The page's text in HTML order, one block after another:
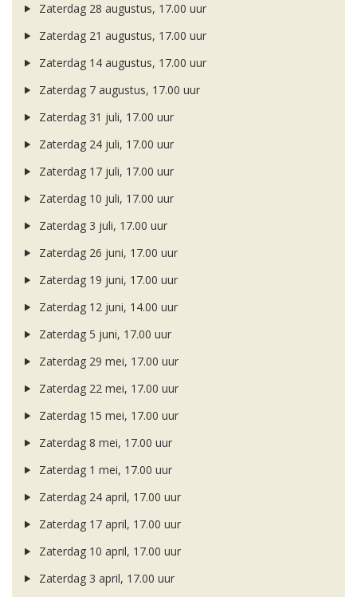
Zaterdag 28 augustus, 17.00 uur
Zaterdag 21 augustus, 17.00 uur
Zaterdag 14 augustus, 17.00 uur
Zaterdag 7 augustus, 17.00 uur
Zaterdag 31 juli, 17.00 uur
Zaterdag 24 juli, 17.00 uur
Zaterdag 17 juli, 17.00 uur
Zaterdag 10 juli, 17.00 uur
Zaterdag 3 juli, 17.00 uur
Zaterdag 26 juni, 17.00 uur
Zaterdag 19 juni, 17.00 uur
Zaterdag 12 juni, 14.00 uur
Zaterdag 5 juni, 17.00 uur
Zaterdag 29 mei, 17.00 uur
Zaterdag 22 mei, 17.00 uur
Zaterdag 15 mei, 17.00 uur
Zaterdag 8 mei, 17.00 uur
Zaterdag 1 mei, 17.00 uur
Zaterdag 24 april, 17.00 uur
Zaterdag 17 april, 17.00 uur
Zaterdag 10 april, 17.00 uur
Zaterdag 3 april, 17.00 uur